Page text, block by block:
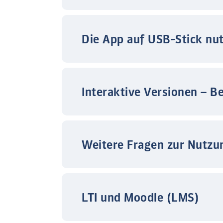
Die App auf USB-Stick
Interaktive Versionen –
Weitere Fragen zur
LTI und Moodle (LMS)